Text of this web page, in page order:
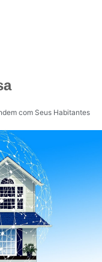
com Seus Habitantes